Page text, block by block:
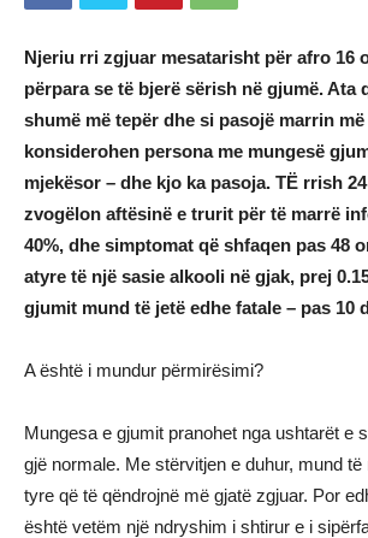
Njeriu rri zgjuar mesatarisht për afro 16
përpara se të bjerë sërish në gjumë. Ata
shumë më tepër dhe si pasojë marrin
konsiderohen persona me mungesë
mjekësor – dhe kjo ka pasoja. TË rrish
zvogëlon aftësinë e trurit për të marrë
40%, dhe simptomat që shfaqen pas 48
atyre të një sasie alkooli në gjak, prej
gjumit mund të jetë edhe fatale – pas 10
A është i mundur përmirësimi?
Mungesa e gjumit pranohet nga ushtarët e
gjë normale. Me stërvitjen e duhur, mund
tyre që të qëndrojnë më gjatë zgjuar. Por
është vetëm një ndryshim i shtirur e i